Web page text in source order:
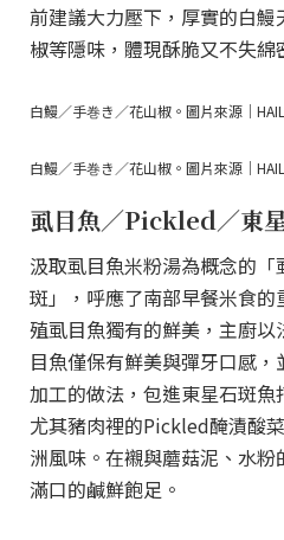
前建議大力壓下，厚實的白
椒等隱味，體現酥脆又不失綿
白鰻／手巻き／花山椒。圖片來源｜
白鰻／手巻き／花山椒。圖片來源｜
虱目魚／Pickled／東
汲取虱目魚米粉湯為概念的
斑」，呼應了南部早餐米食
殖虱目魚獨有的鮮美，主廚
目魚僅保有鮮美與彈牙口感
加工的做法，包進東星石斑魚
尤其豬肉裡的Pickled醃漬酸
洲風味。在襯與蘑菇泥、水
滿口的鹹鮮飽足。